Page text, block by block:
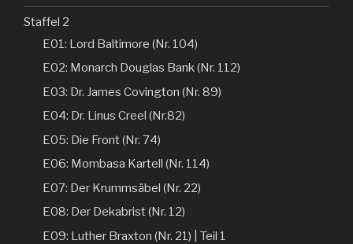
Staffel 2
E01: Lord Baltimore (Nr. 104)
E02: Monarch Douglas Bank (Nr. 112)
E03: Dr. James Covington (Nr. 89)
E04: Dr. Linus Creel (Nr.82)
E05: Die Front (Nr. 74)
E06: Mombasa Kartell (Nr. 114)
E07: Der Krummsäbel (Nr. 22)
E08: Der Dekabrist (Nr. 12)
E09: Luther Braxton (Nr. 21) | Teil 1